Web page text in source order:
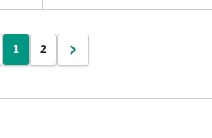
1 2